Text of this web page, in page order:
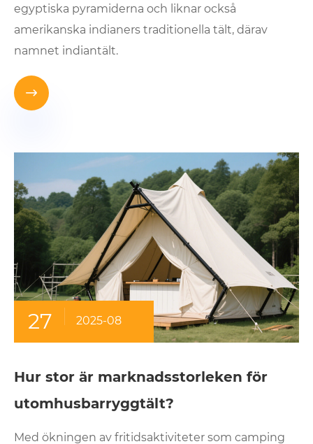
egyptiska pyramiderna och liknar också
amerikanska indianers traditionella tält, därav
namnet indiantält.

27 2025-08
Hur stor är marknadsstorleken för
utomhusbarryggtält?
Med ökningen av fritidsaktiviteter som camping